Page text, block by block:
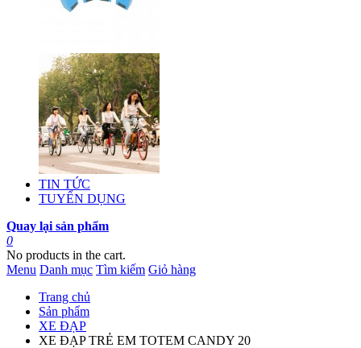
TIN TỨC
TUYỂN DỤNG
Quay lại sản phẩm
0
No products in the cart.
Menu Danh mục Tìm kiếm Giỏ hàng
Trang chủ
Sản phẩm
XE ĐẠP
XE ĐẠP TRẺ EM TOTEM CANDY 20